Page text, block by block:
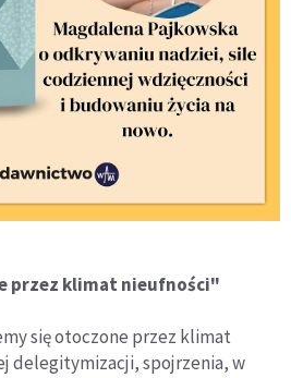
przez klimat nieufności"
się otoczone przez klimat
delegitymizacji, spojrzenia, w